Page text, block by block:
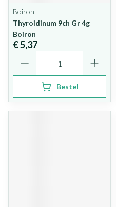
Boiron
Thyroidinum 9ch Gr 4g
Boiron
€ 5,37
Bestel